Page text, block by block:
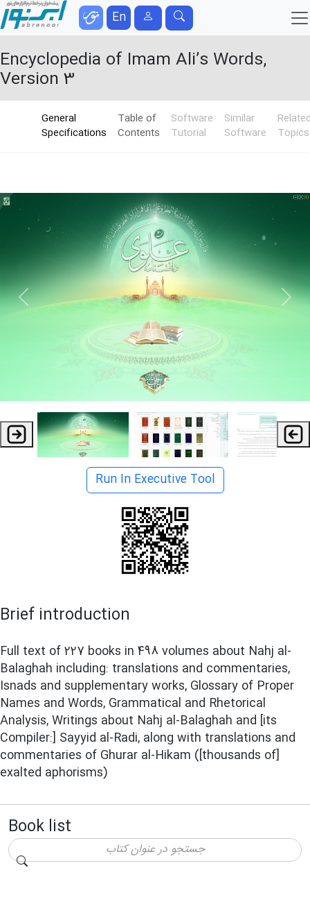
En
Encyclopedia of Imam Ali’s Words,
Version 3
General
Specifications
Table of
Contents
Software
Tutorial
Similar
Software
Topics
Run In Executive Tool
Brief introduction
Full text of 227 books in 498 volumes about Nahj al-
Balaghah including: translations and commentaries,
Isnads and supplementary works, Glossary of Proper
Names and Words, Grammatical and Rhetorical
Analysis, Writings about Nahj al-Balaghah and [its
Compiler:] Sayyid al-Radi, along with translations and
commentaries of Ghurar al-Hikam ([thousands of]
exalted aphorisms)
Book list